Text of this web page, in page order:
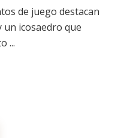
de juego destacan
un icosaedro que